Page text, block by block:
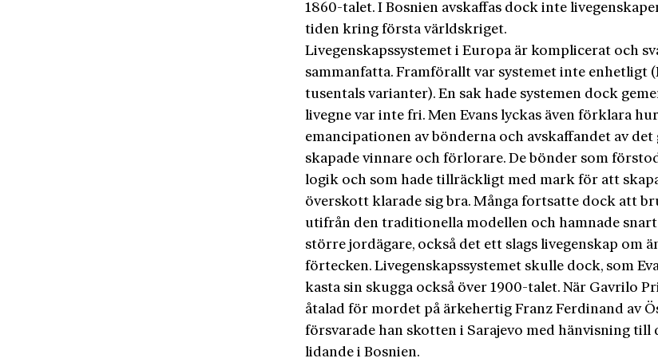
1860-talet. I Bosnien avskaffas dock inte
tiden kring första världskriget.
Livegenskapssystemet i Europa är komplicerat och
sammanfatta. Framförallt var systemet inte enhetligt
tusentals varianter). En sak hade systemen dock
livegne var inte fri. Men Evans lyckas även förklara hur
emancipationen av bönderna och avskaffandet av det
skapade vinnare och förlorare. De bönder som
logik och som hade tillräckligt med mark för att
överskott klarade sig bra. Många fortsatte dock att
utifrån den traditionella modellen och hamnade
större jordägare, också det ett slags livegenskap om
förtecken. Livegenskapssystemet skulle dock, som
kasta sin skugga också över 1900-talet. När Gavrilo
åtalad för mordet på ärkehertig Franz Ferdinand av
försvarade han skotten i Sarajevo med hänvisning till
lidande i Bosnien.